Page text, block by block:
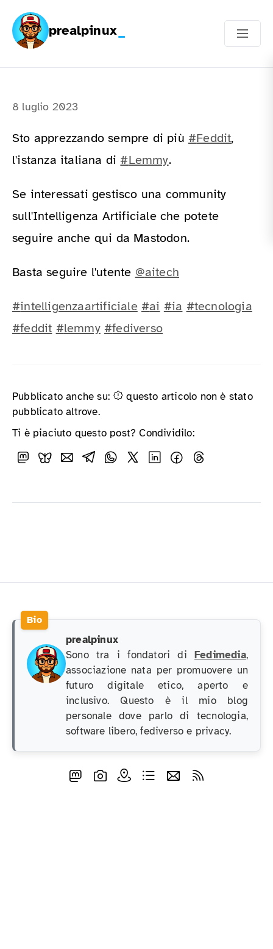
prealpinux
8 luglio 2023
Sto apprezzando sempre di più #Feddit,
l'istanza italiana di #Lemmy.
Se interessati gestisco una community
sull'Intelligenza Artificiale che potete
seguire anche qui da Mastodon.
Basta seguire l'utente @aitech
#intelligenzaartificiale #ai #ia #tecnologia
#feddit #lemmy #fediverso
Pubblicato anche su:
questo articolo non è stato
pubblicato altrove.
Ti è piaciuto questo post? Condividilo:
prealpinux
Sono tra i fondatori di Fedimedia,
associazione nata per promuovere un
futuro digitale etico, aperto e
inclusivo. Questo è il mio blog
personale dove parlo di tecnologia,
software libero, fediverso e privacy.